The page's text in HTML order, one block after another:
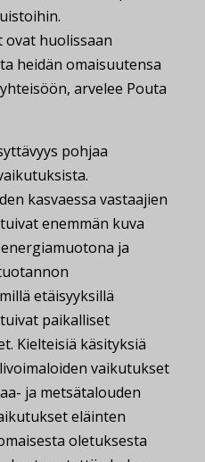
ovat huolissaan
heidän omaisuutensa
arvelee Pouta
pohjaa
kasvaessa vastaajien
enemmän kuva
ja
etäisyyksillä
paikalliset
Kielteisiä käsityksiä
vaikutukset
ja metsätalouden
eläinten
oletuksesta